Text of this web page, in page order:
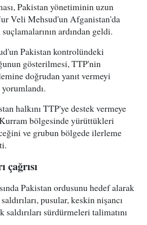
Pakistan yönetiminin uzun
Veli Mehsud'un Afganistan'da
ardından geldi.
Pakistan kontrolündeki
gösterilmesi, TTP'nin
doğrudan yanıt vermeyi
halkını TTP'ye destek vermeye
bölgesinde yürüttükleri
ve grubun bölgede ilerleme
çağrısı
Pakistan ordusunu hedef alarak
pusular, keskin nişancı
sürdürmeleri talimatını